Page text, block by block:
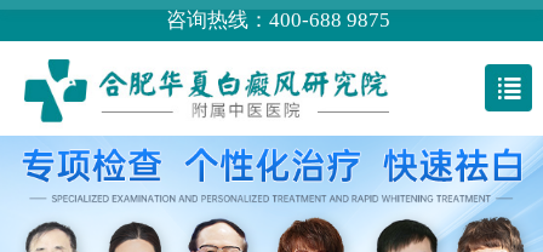
咨询热线：400-688 9875